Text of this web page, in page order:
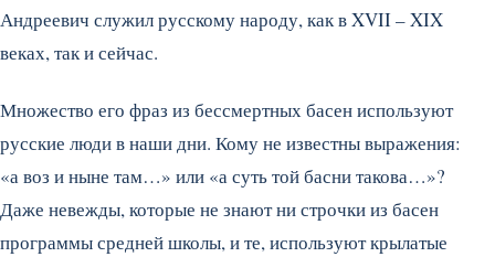
Андреевич служил русскому народу, как в XVII – XIX
веках, так и сейчас.
Множество его фраз из бессмертных басен используют
русские люди в наши дни. Кому не известны выражения:
«а воз и ныне там…» или «а суть той басни такова…»?
Даже невежды, которые не знают ни строчки из басен
программы средней школы, и те, используют крылатые